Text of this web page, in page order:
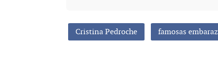
Cristina Pedroche famosas